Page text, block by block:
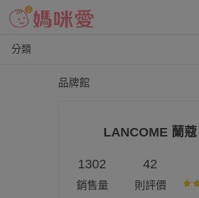
分類
品牌館
LANCOME 蘭蔻
1302
銷售量
42
則評價